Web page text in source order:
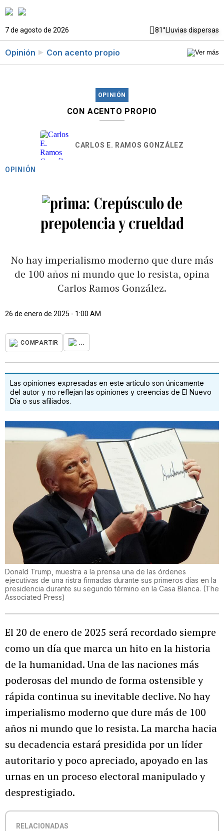
7 de agosto de 2026 81°Lluvias dispersas
Opinión Con acento propio
OPINIÓN
CON ACENTO PROPIO
CARLOS E. RAMOS GONZÁLEZ
OPINIÓN
Crepúsculo de
prepotencia y crueldad
No hay imperialismo moderno que dure más
de 100 años ni mundo que lo resista, opina
Carlos Ramos González.
26 de enero de 2025 - 1:00 AM
COMPARTIR ...
Las opiniones expresadas en este artículo son únicamente
del autor y no reflejan las opiniones y creencias de El Nuevo
Día o sus afiliados.
Donald Trump, muestra a la prensa una de las órdenes
ejecutivas de una ristra firmadas durante sus primeros días en la
presidencia durante su segundo término en la Casa Blanca. (The
Associated Press)
El 20 de enero de 2025 será recordado siempre
como un día que marca un hito en la historia
de la humanidad. Una de las naciones más
poderosas del mundo de forma ostensible y
rápida continua su inevitable declive. No hay
imperialismo moderno que dure más de 100
años ni mundo que lo resista. La marcha hacia
su decadencia estará presidida por un líder
autoritario y poco apreciado, apoyado en las
urnas en un proceso electoral manipulado y
desprestigiado.
RELACIONADAS